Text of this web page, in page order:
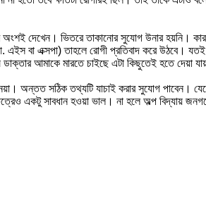
দেখেন। ভিতরে তাকানোর সুযোগ উনার হয়নি। কারন
বা এক্সপা) তাহলে রোগী প্রতিবাদ করে উঠবে। যতই
আমাকে মারতে চাইছে এটা কিছুতেই হতে দেয়া
অন্তত সঠিক তথ্যটি যাচাই করার সুযোগ পাবেন।
একটু সাবধান হওয়া ভাল। না হলে অল্প বিদ্যায়